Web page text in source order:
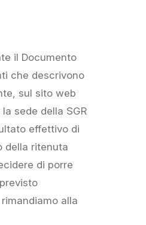
il Documento
che descrivono
sul sito web
sede della SGR
effettivo di
della ritenuta
di porre
alla